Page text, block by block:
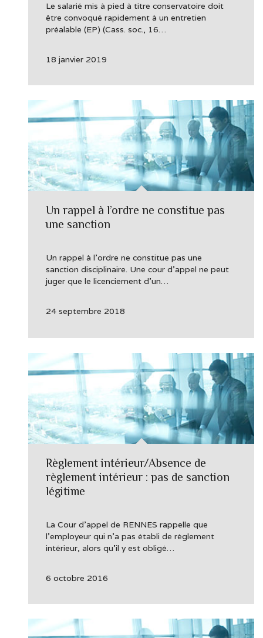
Le salarié mis à pied à titre conservatoire doit
être convoqué rapidement à un entretien
préalable (EP) (Cass. soc., 16…
18 janvier 2019
Un rappel à l’ordre ne constitue pas
une sanction
Un rappel à l’ordre ne constitue pas une
sanction disciplinaire. Une cour d’appel ne peut
juger que le licenciement d’un…
24 septembre 2018
Règlement intérieur/Absence de
règlement intérieur : pas de sanction
légitime
La Cour d’appel de RENNES rappelle que
l’employeur qui n’a pas établi de règlement
intérieur, alors qu’il y est obligé…
6 octobre 2016